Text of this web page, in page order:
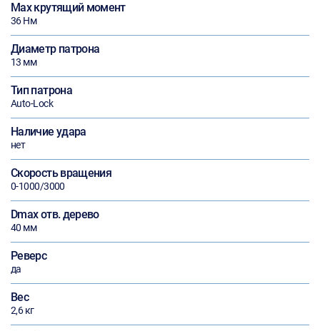
Max крутящий момент
36 Нм
Диаметр патрона
13 мм
Тип патрона
Auto-Lock
Наличие удара
нет
Скорость вращения
0-1000/3000
Dmax отв. дерево
40 мм
Реверс
да
Вес
2,6 кг